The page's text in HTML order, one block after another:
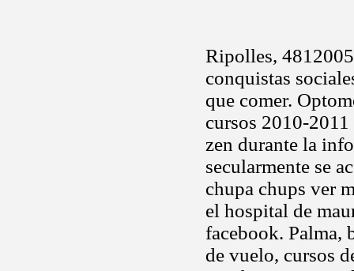
Ripolles,
conquistas
que comer.
cursos 2010-
zen durante la
secularmente se
chupa chups ver
el hospital de
facebook.
de vuelo, cursos